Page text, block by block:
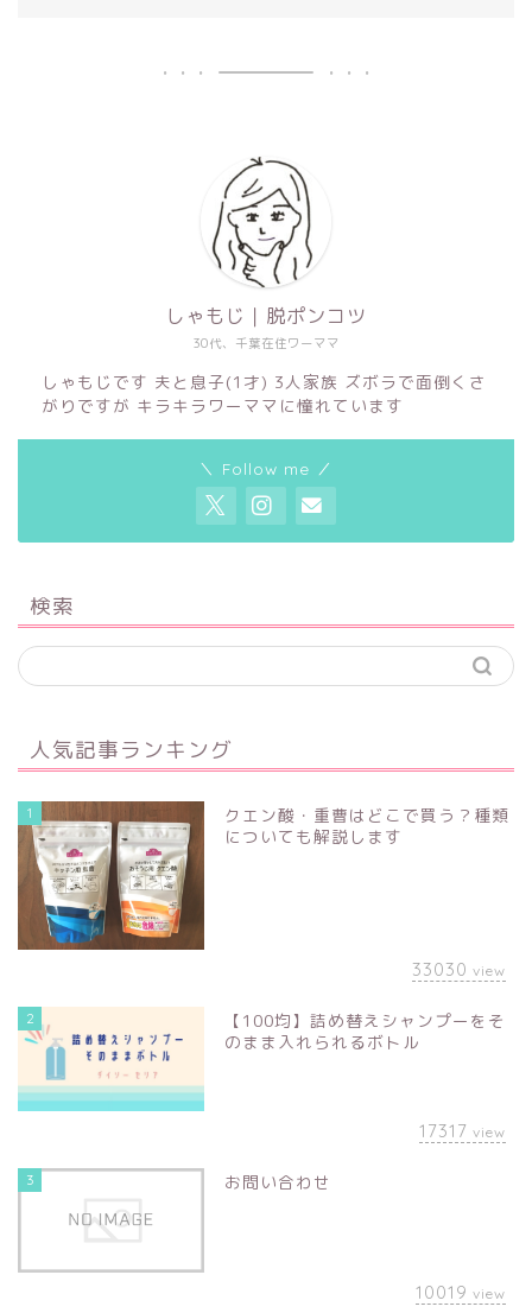
30代、千葉在住ワーママ
しゃもじ｜脱ポンコツ
しゃもじです 夫と息子(1才) 3人家族 ズボラで面倒くさ
がりですが キラキラワーママに憧れています
＼ Follow me ／
検索
人気記事ランキング
1
クエン酸・重曹はどこで買う？種類
についても解説します
33030 view
2
【100均】詰め替えシャンプーをそ
のまま入れられるボトル
17317 view
3 お問い合わせ
10019 view